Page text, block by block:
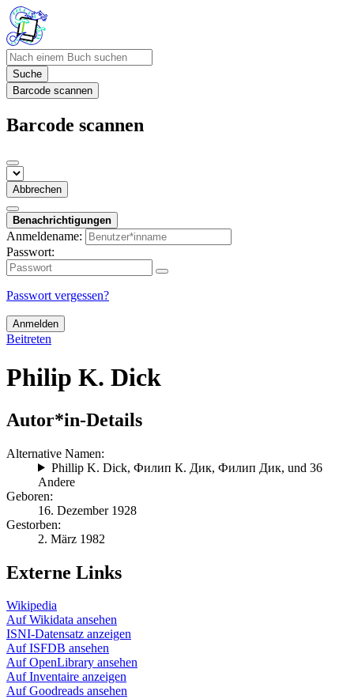
Suche
Barcode scannen
Barcode scannen
Abbrechen
Benachrichtigungen
Anmeldename:
Passwort:
Passwort vergessen?
Anmelden
Beitreten
Philip K. Dick
Autor*in-Details
Alternative Namen:
Phillip K. Dick, Филип К. Дик, Филип Дик, und 36
Andere
Geboren:
16. Dezember 1928
Gestorben:
2. März 1982
Externe Links
Wikipedia
Auf Wikidata ansehen
ISNI-Datensatz anzeigen
Auf ISFDB ansehen
Auf OpenLibrary ansehen
Auf Inventaire anzeigen
Auf Goodreads ansehen